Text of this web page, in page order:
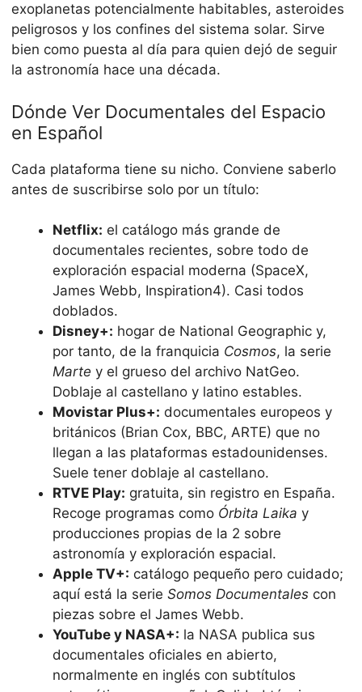
exoplanetas potencialmente habitables, asteroides
peligrosos y los confines del sistema solar. Sirve
bien como puesta al día para quien dejó de seguir
la astronomía hace una década.
Dónde Ver Documentales del Espacio
en Español
Cada plataforma tiene su nicho. Conviene saberlo
antes de suscribirse solo por un título:
Netflix: el catálogo más grande de
documentales recientes, sobre todo de
exploración espacial moderna (SpaceX,
James Webb, Inspiration4). Casi todos
doblados.
Disney+: hogar de National Geographic y,
por tanto, de la franquicia Cosmos, la serie
Marte y el grueso del archivo NatGeo.
Doblaje al castellano y latino estables.
Movistar Plus+: documentales europeos y
británicos (Brian Cox, BBC, ARTE) que no
llegan a las plataformas estadounidenses.
Suele tener doblaje al castellano.
RTVE Play: gratuita, sin registro en España.
Recoge programas como Órbita Laika y
producciones propias de la 2 sobre
astronomía y exploración espacial.
Apple TV+: catálogo pequeño pero cuidado;
aquí está la serie Somos Documentales con
piezas sobre el James Webb.
YouTube y NASA+: la NASA publica sus
documentales oficiales en abierto,
normalmente en inglés con subtítulos